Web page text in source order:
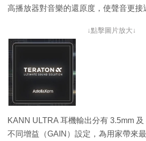
高播放器對音樂的還原度，使聲音更接
↓點擊圖片放大↓
KANN ULTRA 耳機輸出分有 3.5mm
不同增益（GAIN）設定，為用家帶來